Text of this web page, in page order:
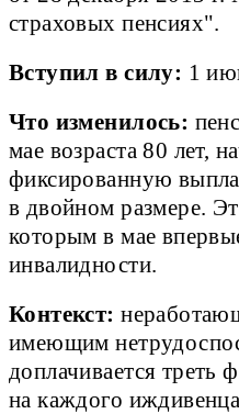
страховых пенсиях".
Вступил в силу: 1
Что изменилось:
мае возраста 80 лет,
фиксированную
в двойном размере.
которым в мае
инвалидности.
Контекст:
имеющим
доплачивается треть
на каждого